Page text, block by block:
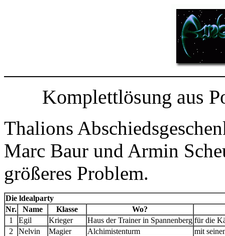
Komplettlösung aus
Thalions
Marc Baur und Armin
größeres Problem.
Die ldealparty
Nr.
Name Klasse
Wo?
1
Egil Krieger Haus der Trainer in Spannenberg für die
2
Nelvin Magier Alchimistenturm
mit